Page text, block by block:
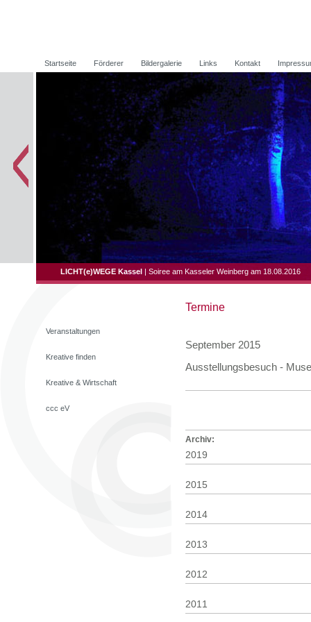
Veranstaltungen
Kreative finden
Kreative & Wirtschaft
ccc eV
Termine
September 2015
Ausstellungsbesuch -
Archiv:
2019
2015
2014
2013
2012
2011
LICHT(e)WEGE Kassel | Soiree am Kasseler Weinberg am 18.08.2016
Startseite Förderer Bildergalerie Links Kontakt